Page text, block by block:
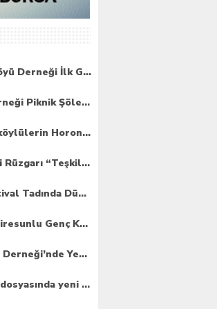
Güce Akpınar Taka Köyü Derneği İlk Genel Kurulunu Gerçekleştirdi
6. Güce Tekkeköy Derneği Piknik Şöleni Yoğun Katılımla Gerçekleşti
Bursa’da Espiye Yeniköylülerin Horonla Başlayan Piknik Şöleni, Geleceğe Atılan Temellerle Taçlandı
Bursa’da Harşit Çepni Rüzgarı “Teşkilat Merkezi Coşkuyla Açıldı”
Beşli Ailesinden Festival Tadında Düğün Cemiyeti
Bursa’da Feci Kaza, Giresunlu Genç Kaza Kurbanı Oldu
Espiye Aydınlar Köyü Derneği’nde Yeni Dönem: Genç Yönetim Göreve Başladı
8 yıl sonra Rabia Naz dosyasında yeni umut